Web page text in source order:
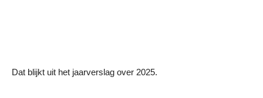
Dat blijkt uit het jaarverslag over 2025.